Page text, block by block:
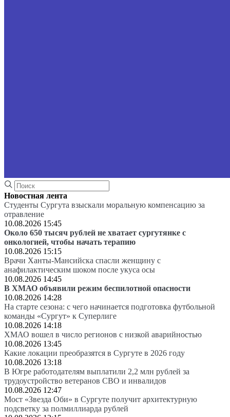
Новостная лента
Студенты Сургута взыскали моральную компенсацию за
отравление
10.08.2026 15:45
Около 650 тысяч рублей не хватает сургутянке с
онкологией, чтобы начать терапию
10.08.2026 15:15
Врачи Ханты-Мансийска спасли женщину с
анафилактическим шоком после укуса осы
10.08.2026 14:45
В ХМАО объявили режим беспилотной опасности
10.08.2026 14:28
На старте сезона: с чего начинается подготовка футбольной
команды «Сургут» к Суперлиге
10.08.2026 14:18
ХМАО вошел в число регионов с низкой аварийностью
10.08.2026 13:45
Какие локации преобразятся в Сургуте в 2026 году
10.08.2026 13:18
В Югре работодателям выплатили 2,2 млн рублей за
трудоустройство ветеранов СВО и инвалидов
10.08.2026 12:47
Мост «Звезда Оби» в Сургуте получит архитектурную
подсветку за полмиллиарда рублей